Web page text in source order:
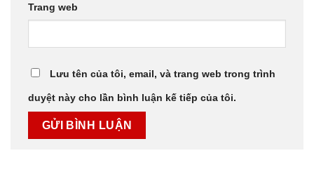
Trang web
Lưu tên của tôi, email, và trang web trong trình
duyệt này cho lần bình luận kế tiếp của tôi.